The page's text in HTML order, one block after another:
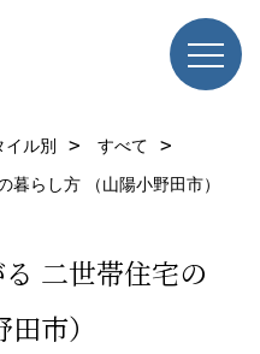
イル別
すべて
暮らし方 （山陽小野田市）
二世帯住宅の
市）